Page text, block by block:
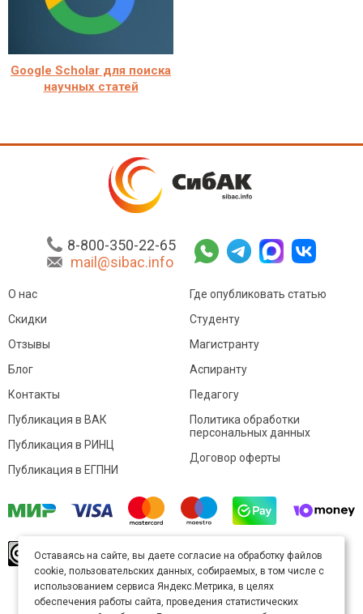
Google Scholar для поиска
научных статей
8-800-350-22-65
mail@sibac.info
О нас
Скидки
Отзывы
Блог
Контакты
Где опубликовать статью
Студенту
Магистранту
Аспиранту
Педагогу
Публикация в ВАК
Публикация в РИНЦ
Публикация в ЕГПНИ
Политика обработки
персональных данных
Договор оферты
произведение доступно полицензии Creative
Commons «Attribution» («Атрибуция») 4.0
Непортированная.
Карта сайта
Оставаясь на сайте, вы даете согласие на обработку файлов
cookie, пользовательских данных, собираемых, в том числе с
использованием сервиса Яндекс.Метрика, в целях
обеспечения работы сайта, проведения статистических